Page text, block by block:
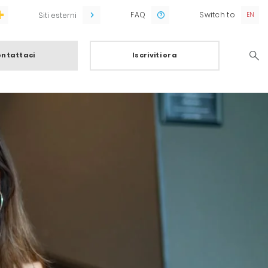
Siti esterni FAQ Switch to
Iscriviti ora